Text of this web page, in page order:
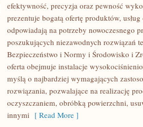
CIEKAWOSTKI
GIGANTY
ŚWIATA
efektywność, precyzja oraz pewność
prezentuje bogatą ofertę produktów,
odpowiadają na potrzeby nowoczesnego
poszukujących niezawodnych rozwiązań
Bezpieczeństwo i Normy i Środowisko i
oferta obejmuje instalacje
myślą o najbardziej wymagających
rozwiązania, pozwalające na realizację
oczyszczaniem, obróbką powierzchni,
innymi [ Read More ]